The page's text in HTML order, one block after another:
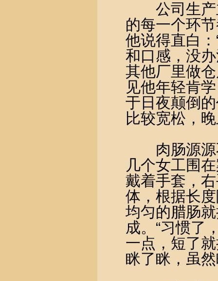
公司生产
的每一个环
他说得直白
和口感，没
其他厂里做
见他年轻肯
于日夜颠倒
比较宽松，
肉肠源源
几个女工围
戴着手套，
体，根据长
均匀的腊肠
成。“习惯了
一点，短了
眯了眯，虽